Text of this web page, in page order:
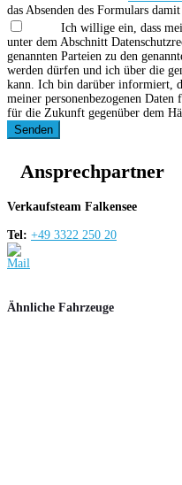
das Absenden des Formulars
Ich willige ein, dass
unter dem Abschnitt
genannten Parteien zu den
werden dürfen und ich über die
kann. Ich bin darüber informiert,
meiner personenbezogenen
für die Zukunft gegenüber dem
Senden
Ansprechpartner
Verkaufsteam Falkensee
Tel: +49 3322 250 20
Ähnliche Fahrzeuge